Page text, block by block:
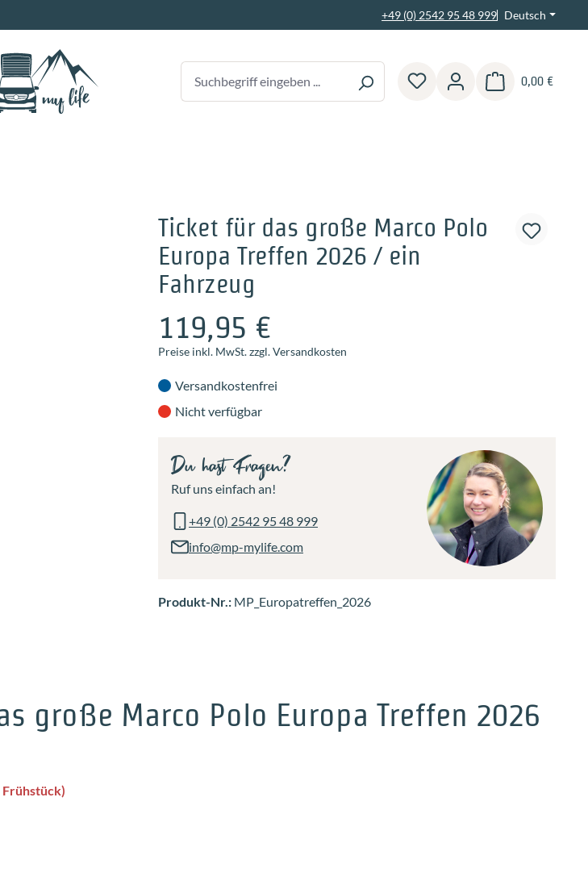
+49 (0) 2542 95 48 999 Deutsch
0,00 €
Warenkorb enthält
Ticket für das große Marco Polo
Europa Treffen 2026 / ein
Fahrzeug
119,95 €
Preise inkl. MwSt. zzgl. Versandkosten
Versandkostenfrei
Nicht verfügbar
Du hast Fragen?
Ruf uns einfach an!
+49 (0) 2542 95 48 999
info@mp-mylife.com
Produkt-Nr.: MP_Europatreffen_2026
große Marco Polo Europa Treffen 2026